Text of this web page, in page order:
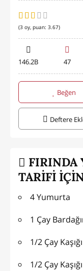
(3 oy, puan: 3.67)
146.2B 47
Beğen
Deftere
FIRINDA
TARİFİ
4 Yumurta
1 Çay
1/2 Çay
1/2 Çay